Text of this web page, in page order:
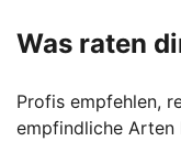
Was raten
Profis empfehlen,
empfindliche Arten